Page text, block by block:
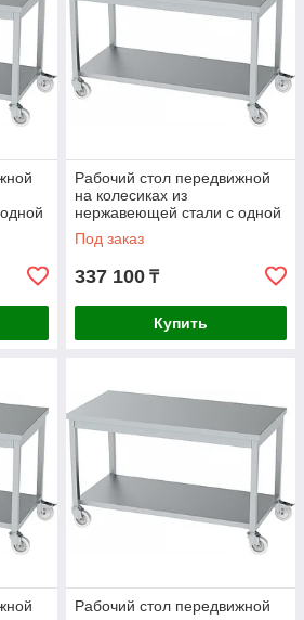
Рабочий стол передвижной
на колесиках из
нержавеющей стали с одной
полкой AISI 304
1200x600x850mm
Под заказ
337 100 ₸
Купить
Рабочий стол передвижной